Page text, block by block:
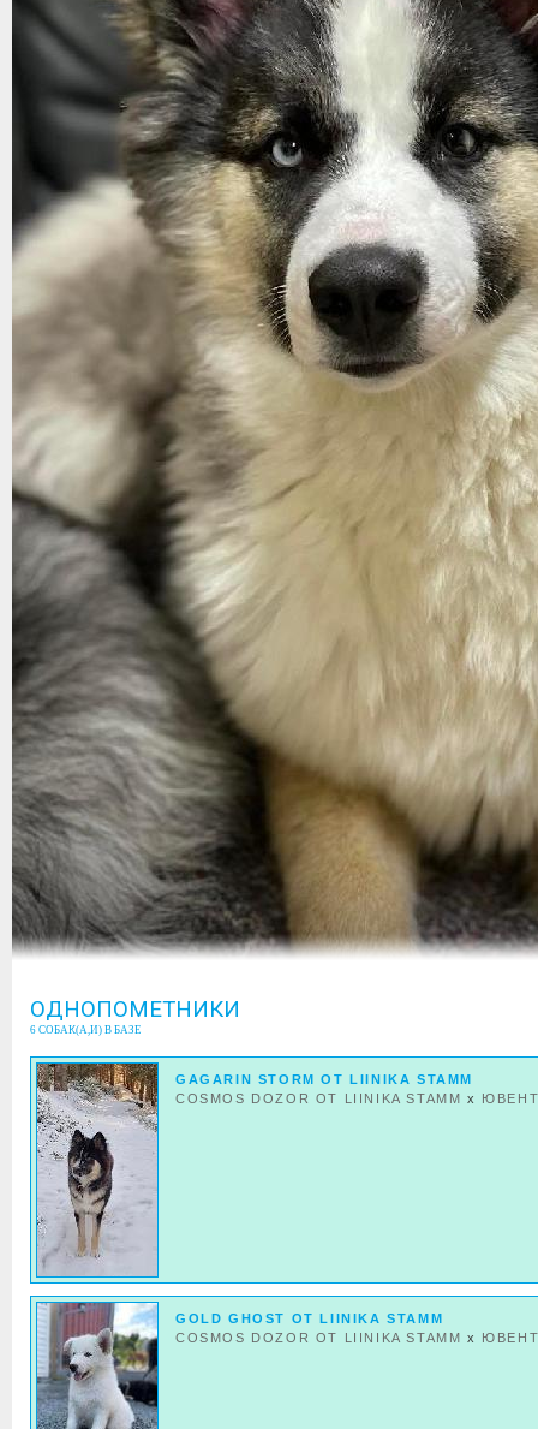
ОДНОПОМЕТНИКИ
6 СОБАК(А,И) В БАЗЕ
GAGARIN STORM OT LIINIKA STAMM
COSMOS DOZOR OT LIINIKA STAMM x
GOLD GHOST OT LIINIKA STAMM
COSMOS DOZOR OT LIINIKA STAMM x